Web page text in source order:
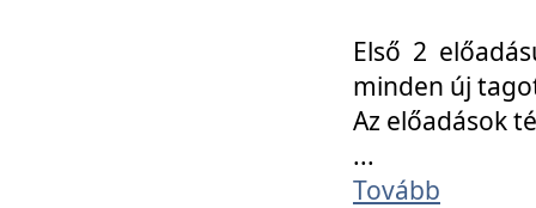
Első 2
minden új
Az előadások
...
Tovább